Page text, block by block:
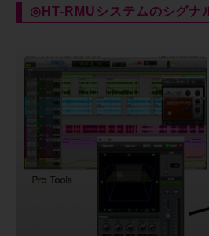
◎HT-RMUシステムのシグナ